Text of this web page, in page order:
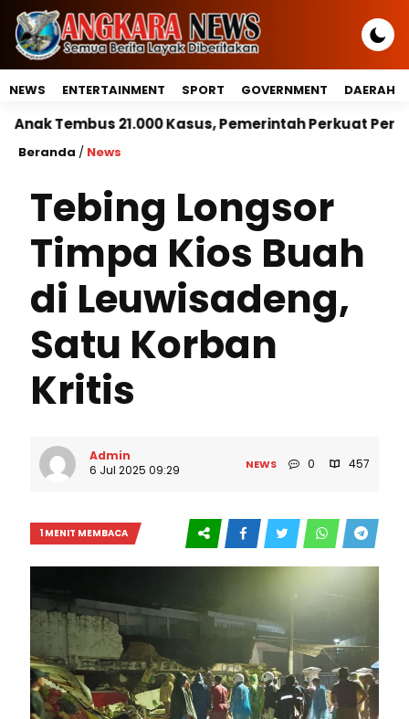
NEWS ENTERTAINMENT SPORT GOVERNMENT DAERAH
21.000 Kasus, Pemerintah Perkuat Peran Kepala
Beranda / News
Tebing Longsor
Timpa Kios Buah
di Leuwisadeng,
Satu Korban
Kritis
Admin
6 Jul 2025 09:29
NEWS 0 457
1 MENIT MEMBACA